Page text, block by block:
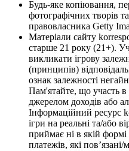
Будь-яке копіювання,
фотографічних творів
правовласника Getty
Матеріали сайту
старше 21 року (21+).
викликати ігрову
(принципів)
ознак залежності
Пам'ятайте, що участь в
джерелом доходів або
Інформаційний ресурс
ігри на реальні та/або
приймає ні в якій
платежів, які